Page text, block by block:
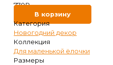
770₽
В корзину
Категория
Новогодний декор
Коллекция
Для маленькой ёлочки
Размеры